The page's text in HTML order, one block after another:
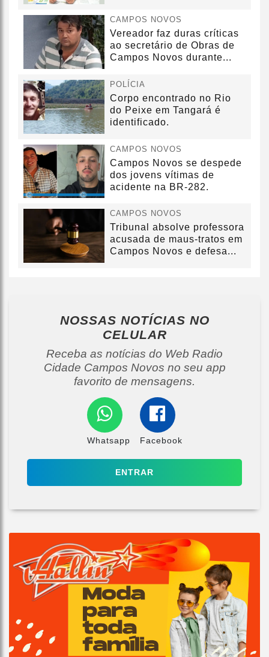
CAMPOS NOVOS
Vereador faz duras críticas
ao secretário de Obras de
Campos Novos durante...
POLÍCIA
Corpo encontrado no Rio
do Peixe em Tangará é
identificado.
CAMPOS NOVOS
Campos Novos se despede
dos jovens vítimas de
acidente na BR-282.
CAMPOS NOVOS
Tribunal absolve professora
acusada de maus-tratos em
Campos Novos e defesa...
NOSSAS NOTÍCIAS NO
CELULAR
Receba as notícias do Web Radio
Cidade Campos Novos no seu app
favorito de mensagens.
Whatsapp Facebook
ENTRAR